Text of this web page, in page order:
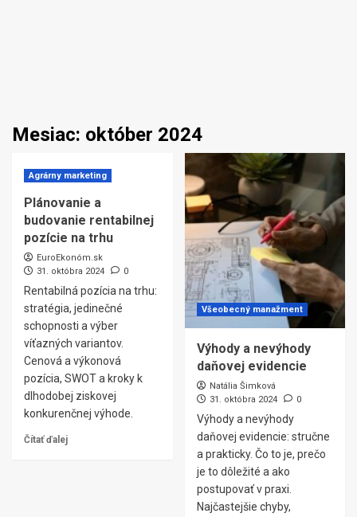
Mesiac: október 2024
Agrárny marketing
Plánovanie a
budovanie rentabilnej
pozície na trhu
EuroEkonóm.sk
31. októbra 2024
0
Rentabilná pozícia na trhu:
stratégia, jedinečné
schopnosti a výber
víťazných variantov.
Cenová a výkonová
pozícia, SWOT a kroky k
dlhodobej ziskovej
konkurenčnej výhode.
Čítať ďalej
Všeobecný manažment
Výhody a nevýhody
daňovej evidencie
Natália Šimková
31. októbra 2024
0
Výhody a nevýhody
daňovej evidencie: stručne
a prakticky. Čo to je, prečo
je to dôležité a ako
postupovať v praxi.
Najčastejšie chyby,